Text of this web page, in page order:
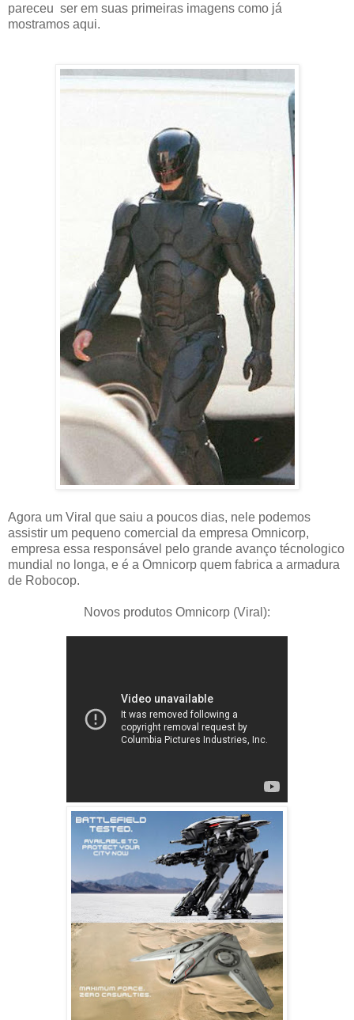
pareceu ser em suas primeiras imagens como já
mostramos aqui.
Agora um Viral que saiu a poucos dias, nele podemos
assistir um pequeno comercial da empresa Omnicorp,
empresa essa responsável pelo grande avanço técnologico
mundial no longa, e é a Omnicorp quem fabrica a armadura
de Robocop.
Novos produtos Omnicorp (Viral):